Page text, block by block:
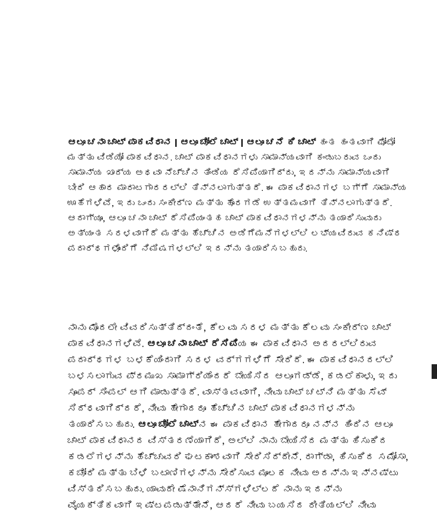
ಆಲೂ ಚನಾ ಚಾಟ್ ಪಾಕವಿಧಾನ | ಆಲೂ ಚೋಲೆ ಚಾಟ್ | ಆಲೂಚನೆ ಕಿ ಚಾಟ್ಹಂತ ಹಂತವಾಗಿ ಫೋಟೋ
ಮತ್ತು ವಿಡಿಯೋ ಪಾಕವಿಧಾನ. ಚಾಟ್ ಪಾಕವಿಧಾನಗಳು ಸಾಮಾನ್ಯವಾಗಿ ಕಂಡುಬರುವ ಒಂದು
ಸಾಮಾನ್ಯ ಖಾದ್ಯ ಅಥವಾ ನೆಚ್ಚಿನ ತಿಂಡಿಯ ರೆಸಿಪಿಯಾಗಿದ್ದು, ಇದನ್ನು ಸಾಮಾನ್ಯವಾಗಿ
ಬೀದಿ ಆಹಾರ ಮಾರಾಟಗಾರರಲ್ಲಿ ತಿನ್ನಲಾಗುತ್ತದೆ. ಈ ಪಾಕವಿಧಾನಗಳ ಬಗ್ಗೆ ಸಾಮಾನ್ಯ
ಊಹೆಗಳಿವೆ, ಇದು ಒಂದು ಸಂಕೀರ್ಣ ಮತ್ತು ಹೊರಗಡೆ ಉತ್ತಮವಾಗಿ ತಿನ್ನಲಾಗುತ್ತದೆ.
ಆದಾಗ್ಯೂ, ಆಲೂ ಚನಾ ಚಾಟ್ ರೆಸಿಪಿಯಂತಹ ಚಾಟ್ ಪಾಕವಿಧಾನಗಳನ್ನು ತಯಾರಿಸುವುದು
ಅತ್ಯಂತ ಸರಳವಾಗಿದೆ ಮತ್ತು ಹೆಚ್ಚಿನ ಅಡಿಗೆಮನೆಗಳಲ್ಲಿ ಲಭ್ಯವಿರುವ ಕನಿಷ್ಠ
ಪದಾರ್ಥಗಳೊಂದಿಗೆ ನಿಮಿಷಗಳಲ್ಲಿ ಇದನ್ನು ತಯಾರಿಸಬಹುದು.
ನಾನು ಮೊದಲೇ ವಿವರಿಸುತ್ತಿದ್ದಂತೆ, ಕೆಲವು ಸರಳ ಮತ್ತು ಕೆಲವು ಸಂಕೀರ್ಣ ಚಾಟ್
ಪಾಕವಿಧಾನಗಳಿವೆ. ಆಲೂ ಚನಾ ಚಾಟ್ ರೆಸಿಪಿಯ ಈ ಪಾಕವಿಧಾನ ಅದರಲ್ಲಿರುವ
ಪದಾರ್ಥಗಳ ಬಳಕೆಯಿಂದಾಗಿ ಸರಳ ವರ್ಗಗಳಿಗೆ ಸೇರಿದೆ. ಈ ಪಾಕವಿಧಾನದಲ್ಲಿ
ಬಳಸಲಾಗುವ ಪ್ರಮುಖ ಸಾಮಾಗ್ರಿಯೆಂದರೆ ಬೇಯಿಸಿದ ಆಲೂಗಡ್ಡೆ, ಕಡಲೆಕಾಳು, ಇದು
ಸೂಪರ್ ಸಿಂಪಲ್ ಆಗಿ ಮಾಡುತ್ತದೆ. ವಾಸ್ತವವಾಗಿ, ನೀವು ಚಾಟ್ ಚಟ್ನಿ ಮತ್ತು ಸೆವ್
ಸಿದ್ಧವಾಗಿದ್ದರೆ, ನೀವು ಹೇಗಾದರೂ ಹೆಚ್ಚಿನ ಚಾಟ್ ಪಾಕವಿಧಾನಗಳನ್ನು
ತಯಾರಿಸಬಹುದು. ಆಲೂ ಚೋಲೆ ಚಾಟ್‌ನ ಈ ಪಾಕವಿಧಾನ ಹೇಗಾದರೂ ನನ್ನ ಹಿಂದಿನ ಆಲೂ
ಚಾಟ್ ಪಾಕವಿಧಾನದ ವಿಸ್ತರಣೆಯಾಗಿದೆ, ಅಲ್ಲಿ ನಾನು ಬೇಯಿಸಿದ ಮತ್ತು ಹಿಸುಕಿದ
ಕಡಲೆಗಳನ್ನು ಹೆಚ್ಚುವರಿ ಘಟಕಾಂಶವಾಗಿ ಸೇರಿಸಿದ್ದೇನೆ. ರಾಗ್ಡಾ, ಹಿಸುಕಿದ ಸಮೋಸಾ,
ಕಚೋರಿ ಮತ್ತು ಬಿಳಿ ಬಟಾಣಿಗಳನ್ನು ಸೇರಿಸುವ ಮೂಲಕ ನೀವು ಅದನ್ನು ಇನ್ನಷ್ಟು
ವಿಸ್ತರಿಸಬಹುದು. ಯಾವುದೇ ಷೆನಾನಿಗನ್ಸ್ಗಳಿಲ್ಲದೆ ನಾನು ಇದನ್ನು
ವೈಯಕ್ತಿಕವಾಗಿ ಇಷ್ಟಪಡುತ್ತೇನೆ, ಆದರೆ ನೀವು ಬಯಸಿದ ರೀತಿಯಲ್ಲಿ ನೀವು